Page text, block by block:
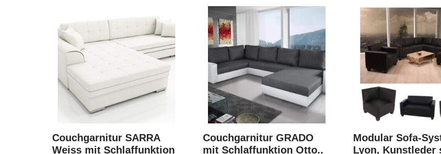
Couchgarnitur SARRA
Weiss mit Schlaffunktion
Couchgarnitur GRADO
mit Schlaffunktion Otto..
Modular Sofa-
Lyon, Kunstleder